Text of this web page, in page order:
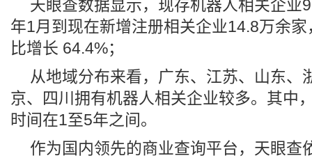
天眼查数据显示，现存机器人相关企业
年1月到现在新增注册相关企业14.8万余
比增长 64.4%；
从地域分布来看，广东、江苏、山东、
京、四川拥有机器人相关企业较多。其中
时间在1至5年之间。
作为国内领先的商业查询平台，天眼查